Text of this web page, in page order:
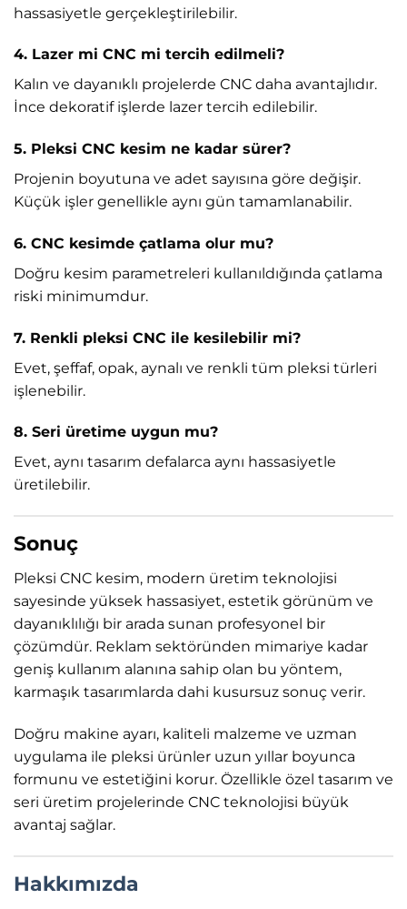
hassasiyetle gerçekleştirilebilir.
4. Lazer mi CNC mi tercih edilmeli?
Kalın ve dayanıklı projelerde CNC daha avantajlıdır.
İnce dekoratif işlerde lazer tercih edilebilir.
5. Pleksi CNC kesim ne kadar sürer?
Projenin boyutuna ve adet sayısına göre değişir.
Küçük işler genellikle aynı gün tamamlanabilir.
6. CNC kesimde çatlama olur mu?
Doğru kesim parametreleri kullanıldığında çatlama
riski minimumdur.
7. Renkli pleksi CNC ile kesilebilir mi?
Evet, şeffaf, opak, aynalı ve renkli tüm pleksi türleri
işlenebilir.
8. Seri üretime uygun mu?
Evet, aynı tasarım defalarca aynı hassasiyetle
üretilebilir.
Sonuç
Pleksi CNC kesim, modern üretim teknolojisi
sayesinde yüksek hassasiyet, estetik görünüm ve
dayanıklılığı bir arada sunan profesyonel bir
çözümdür. Reklam sektöründen mimariye kadar
geniş kullanım alanına sahip olan bu yöntem,
karmaşık tasarımlarda dahi kusursuz sonuç verir.
Doğru makine ayarı, kaliteli malzeme ve uzman
uygulama ile pleksi ürünler uzun yıllar boyunca
formunu ve estetiğini korur. Özellikle özel tasarım ve
seri üretim projelerinde CNC teknolojisi büyük
avantaj sağlar.
Hakkımızda